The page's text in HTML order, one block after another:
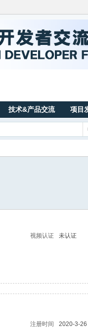
技术&产品交流 项目
视频认证 未认证
注册时间
2020-3-